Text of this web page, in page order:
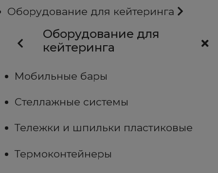
Оборудование для кейтеринга
Оборудование для
кейтеринга
Мобильные бары
Стеллажные системы
Тележки и шпильки пластиковые
Термоконтейнеры